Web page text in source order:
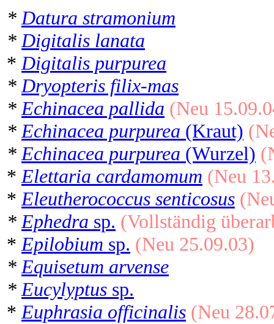
* Datura stramonium
* Digitalis lanata
* Digitalis purpurea
* Dryopteris filix-mas
* Echinacea pallida (Neu
* Echinacea purpurea (Kraut)
* Echinacea purpurea (Wurzel)
* Elettaria cardamomum (Neu
* Eleutherococcus senticosus
* Ephedra sp. (Vollständig
* Epilobium sp. (Neu 25.09.03)
* Equisetum arvense
* Eucylyptus sp.
* Euphrasia officinalis (Neu